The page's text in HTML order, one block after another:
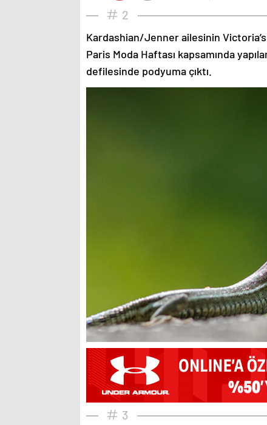
2
Kardashian/Jenner ailesinin
Paris Moda Haftası kapsamında
defilesinde podyuma çıktı.
3